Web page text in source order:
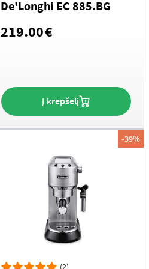
De'Longhi EC 885.BG
219.00€
Į krepšelį
-39%
(2)